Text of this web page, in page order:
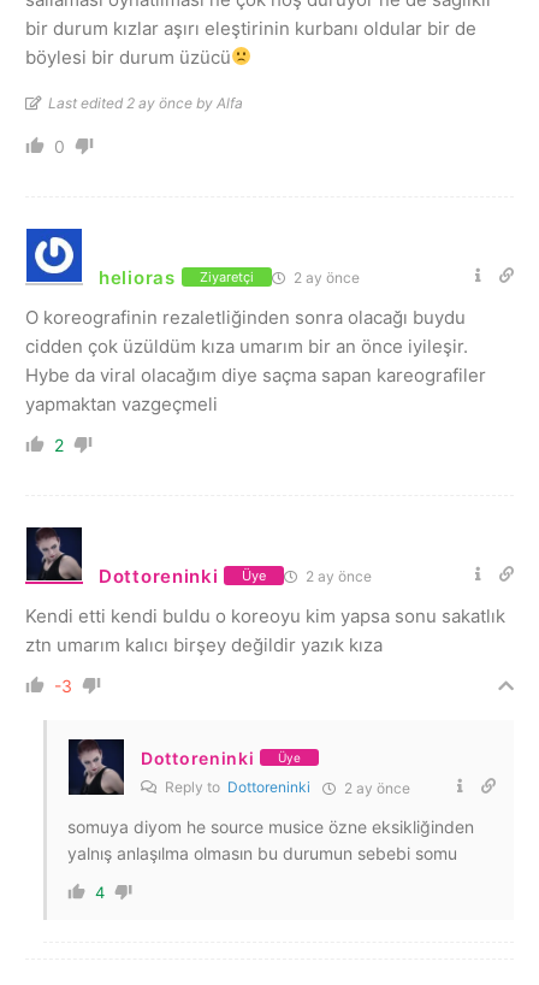
bir durum kızlar aşırı eleştirinin kurbanı oldular bir de
böylesi bir durum üzücü
Last edited 2 ay önce by Alfa
0
helioras Ziyaretçi 2 ay önce
O koreografinin rezaletliğinden sonra olacağı buydu
cidden çok üzüldüm kıza umarım bir an önce iyileşir.
Hybe da viral olacağım diye saçma sapan kareografiler
yapmaktan vazgeçmeli
2
Dottoreninki Üye 2 ay önce
Kendi etti kendi buldu o koreoyu kim yapsa sonu sakatlık
ztn umarım kalıcı birşey değildir yazık kıza
-3
Dottoreninki Üye
Reply to Dottoreninki 2 ay önce
somuya diyom he source musice özne eksikliğinden
yalnış anlaşılma olmasın bu durumun sebebi somu
4